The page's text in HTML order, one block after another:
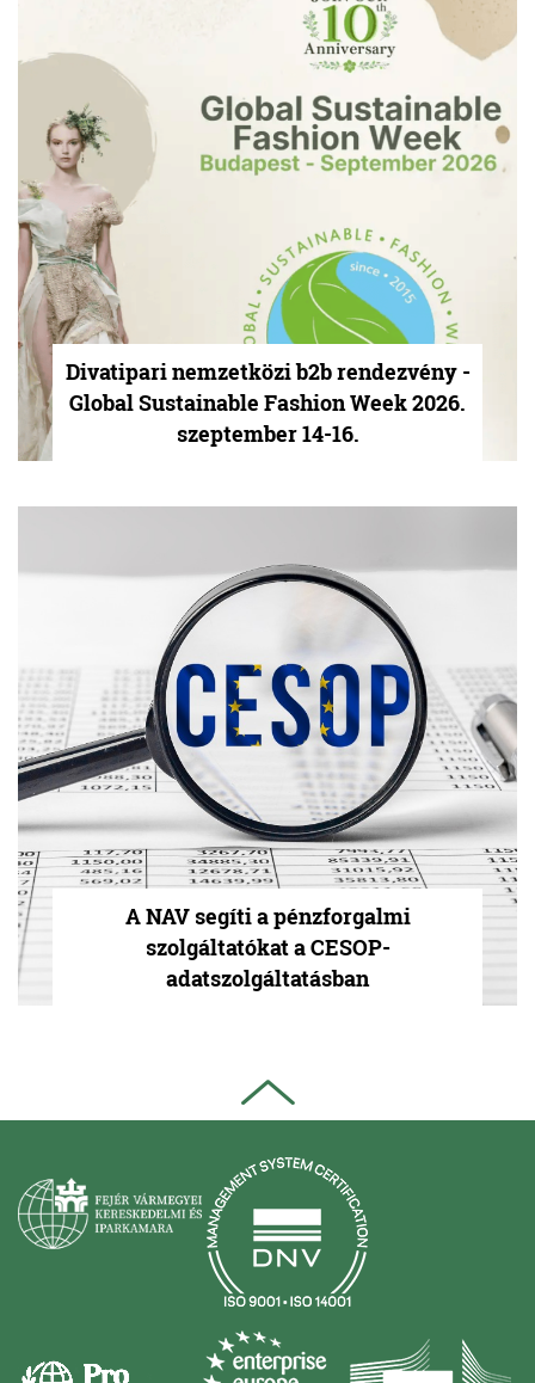
Divatipari nemzetközi b2b rendezvény -
Global Sustainable Fashion Week 2026.
szeptember 14-16.
A NAV segíti a pénzforgalmi
szolgáltatókat a CESOP-
adatszolgáltatásban